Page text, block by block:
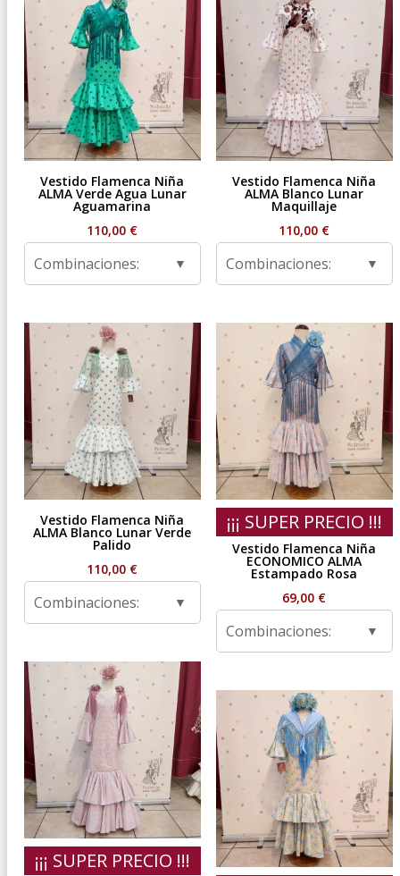
Vestido Flamenca Niña
ALMA Verde Agua Lunar
Aguamarina
110,00 €
Combinaciones:
Vestido Flamenca Niña
ALMA Blanco Lunar
Maquillaje
110,00 €
Combinaciones:
Vestido Flamenca Niña
ALMA Blanco Lunar Verde
Palido
110,00 €
Combinaciones:
¡¡¡ SUPER PRECIO !!!
Vestido Flamenca Niña
ECONOMICO ALMA
Estampado Rosa
69,00 €
Combinaciones:
¡¡¡ SUPER PRECIO !!!